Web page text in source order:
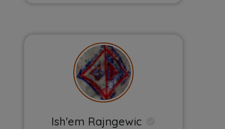
Ish'em Rajngewic